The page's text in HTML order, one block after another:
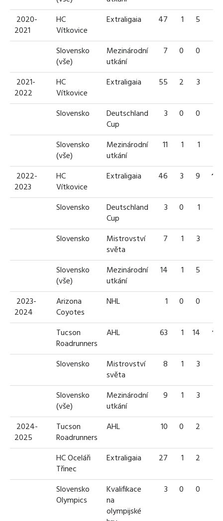
2020-
2021
HC
Vítkovice
Extraligaia 47 1 5
Slovensko
(vše)
Mezinárodní
utkání
7 0 0
2021-
2022
HC
Vítkovice
Extraligaia 55 2 3
Slovensko
Deutschland
Cup
3 0 0
Slovensko
(vše)
Mezinárodní
utkání
11 1 1
2022-
2023
HC
Vítkovice
Extraligaia 46 3 9 12
Slovensko
Deutschland
Cup
3 0 1
Slovensko
Mistrovství
světa
7 1 3
Slovensko
(vše)
Mezinárodní
utkání
14 1 5
2023-
2024
Arizona
Coyotes
NHL 1 0 0
Tucson
Roadrunners
AHL 63 1 14 15
Slovensko
Mistrovství
světa
8 1 3
Slovensko
(vše)
Mezinárodní
utkání
9 1 3
2024-
2025
Tucson
Roadrunners
AHL 10 0 2
HC Oceláři
Třinec
Extraligaia 27 1 2
Slovensko
Olympics
Kvalifikace
na
olympijské
3 0 0